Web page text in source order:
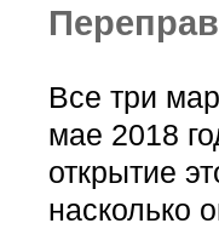
Все три
мае 2018
открытие
насколько